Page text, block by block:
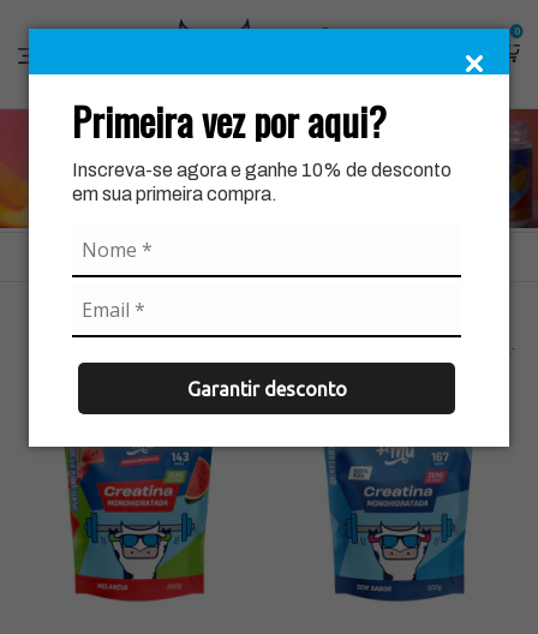
Primeira vez por aqui?
Inscreva-se agora e ganhe 10% de desconto
em sua primeira compra.
Garantir desconto
0
Ordenar
Creatina 100% Pura Mais Mu
Refil 500g-25% OFF
500g-25% OFF